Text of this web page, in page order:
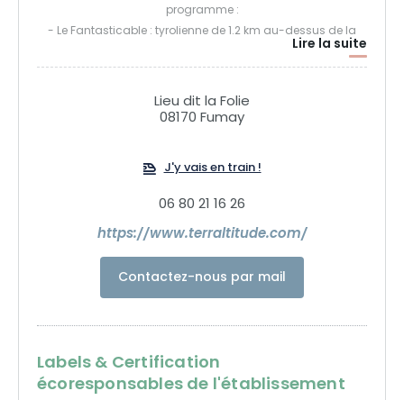
programme :
- Le Fantasticable : tyrolienne de 1.2 km au-dessus de la
- L'Acccrobranche : + de 120 jeux sur 5 hectares
- Trottinette électrique tout-terrain : balade encadrée d'une
heure à la découverte de la vallée de la Meuse
- La Tour des Aventuriers : escalade, saut dans le vide et
tyrolienne de 120 m
Lire la suite
Lieu dit la Folie
08170 Fumay
J'y vais en train !
06 80 21 16 26
https://www.terraltitude.com/
Contactez-nous par mail
Labels & Certification
écoresponsables de l'établissement